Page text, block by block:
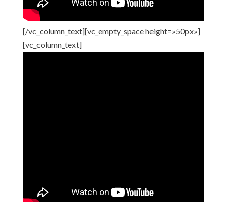
[/vc_column_text][vc_empty_space height=»50px»]
[vc_column_text]